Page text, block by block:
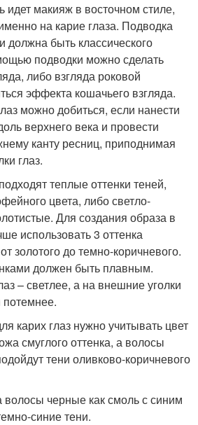
макияж в восточном стиле,
на карие глаза. Подводка
должна быть классического
подводки можно сделать
либо взгляда роковой
эффекта кошачьего взгляда.
можно добиться, если нанести
верхнего века и провести
канту ресниц, приподнимая
глаз.
теплые оттенки теней,
цвета, либо светло-
Для создания образа в
использовать 3 оттенка
золотого до темно-коричневого.
должен быть плавным.
– светлее, а на внешние уголки
потемнее.
карих глаз нужно учитывать цвет
смуглого оттенка, а волосы
тени оливково-коричневого
волосы черные как смоль с синим
синие тени.